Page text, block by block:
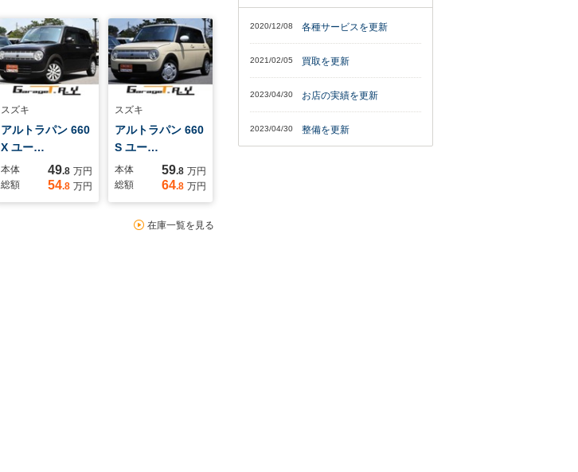
スズキ
アルトラパン 660
X ユー…
本体 49.8 万円
総額
54.8 万円
スズキ
アルトラパン 660
S ユー…
本体 59.8 万円
総額
64.8 万円
在庫一覧を見る
2020/12/08 各種サービスを更新
2021/02/05 買取を更新
2023/04/30 お店の実績を更新
2023/04/30 整備を更新